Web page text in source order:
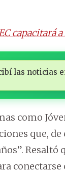
capacitará
las noticias
como
que,